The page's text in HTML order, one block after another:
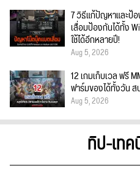
7 วิธีแก้ปัญหาและป้
เสื่อมป้องกันได้ทั้ง
ใช้ได้อีกหลายปี!
Aug 5, 2026
12 เกมเก็บเวล ฟรี
ฟาร์มของได้ทั้งวัน
Aug 5, 2026
ทิป-เท